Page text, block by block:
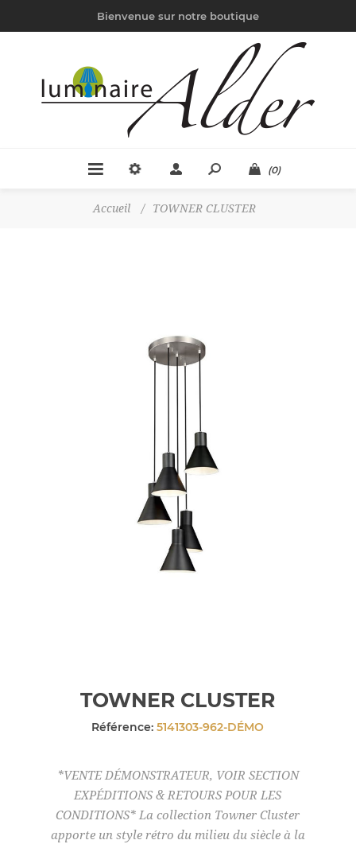
Bienvenue sur notre boutique
(0)
Accueil / TOWNER CLUSTER
TOWNER CLUSTER
Référence: 5141303-962-DÉMO
*VENTE DÉMONSTRATEUR, VOIR SECTION
EXPÉDITIONS & RETOURS POUR LES
CONDITIONS* La collection Towner Cluster
apporte un style rétro du milieu du siècle à la